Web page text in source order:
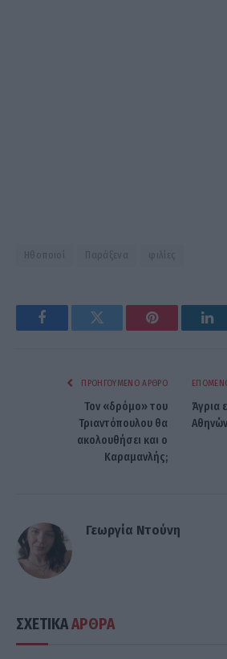
Ηθοποιοί Παράξενα φιλίες
FacebookTwitter Pinterest
ΠΡΟΗΓΟΎΜΕΝΟ ΆΡΘΡΟ
Τον «δρόμο» του
Τριαντόπουλου θα
ακολουθήσει και ο
Καραμανλής;
Άγρια
Γεωργία Ντούνη
ΣΧΕΤΙΚΑΑΡΘΡΑ